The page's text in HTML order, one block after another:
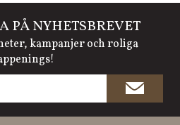
PÅ NYHETSBREVET
kampanjer och roliga